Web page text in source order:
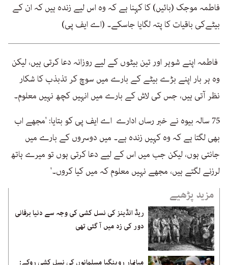
فاطمہ موجک (بائیں) کا کہنا ہے کہ وہ اس لیے زندہ ہیں کہ ان کے
بیٹےکی باقیات کا پتہ لگایا جاسکے۔ (اے ایف پی)
فاطمہ اپنے شوہر اور تین بیٹوں کے لیے روزانہ دعا کرتی ہیں، لیکن
وہ ہر بار اپنے بڑے بیٹے کے بارے میں سوچ کر تذبذب کا شکار
نظر آتی ہیں، جس کی لاش کے بارے میں انہیں کچھ نہیں معلوم۔
75 سالہ بیوہ نے خبر رساں ادارے اے ایف پی کو بتایا: 'مجھے اب
بھی لگتا ہے کہ وہ کہیں زندہ ہے۔ میں دوسروں کے بارے میں
جانتی ہوں، لیکن جب میں اس کے لیے دعا کرتی ہوں تو میرے ہاتھ
لرزنے لگتے ہیں، مجھے نہیں معلوم کہ میں کیا کروں۔'
مزید پڑھیے
ریڈ انڈینز کی نسل کشی کی وجہ سے دنیا برفانی
دور کی زد میں آ گئی تھی
میانمار روہنگیا مسلمانوں کی نسل کشی روکے: